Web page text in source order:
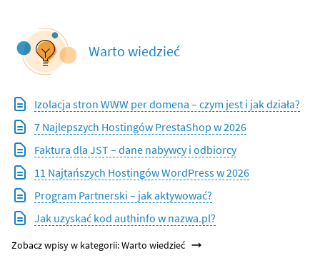
Warto wiedzieć
Izolacja stron WWW per domena – czym jest i jak działa?
7 Najlepszych Hostingów PrestaShop w 2026
Faktura dla JST – dane nabywcy i odbiorcy
11 Najtańszych Hostingów WordPress w 2026
Program Partnerski – jak aktywować?
Jak uzyskać kod authinfo w nazwa.pl?
Zobacz wpisy w kategorii: Warto wiedzieć